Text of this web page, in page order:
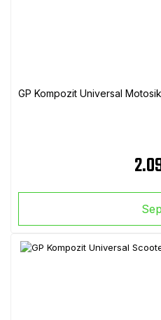
GP Kompozit Universal